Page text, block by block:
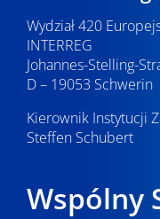
Wydział 420
INTERREG
Johannes-Stelling-
D – 19053 Schwerin
Kierownik Instytucji
Steffen Schubert
Wspólny